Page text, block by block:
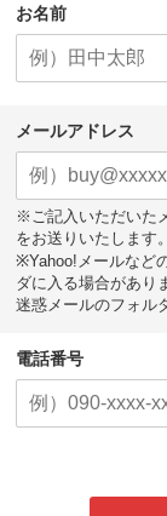
お名前
メールアドレス
※ご記入いただいた
をお送りいたします。
※Yahoo!メールなど
ダに入る場合があり
迷惑メールのフォル
電話番号